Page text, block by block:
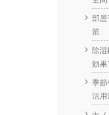
部屋
策
除
効果
季節
活用